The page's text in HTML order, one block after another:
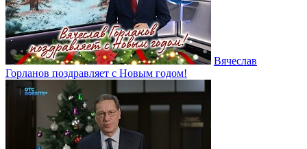
Вячеслав
Горланов поздравляет с Новым годом!